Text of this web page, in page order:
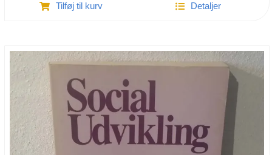
pædagogisk
Tilføj til kurv Detaljer